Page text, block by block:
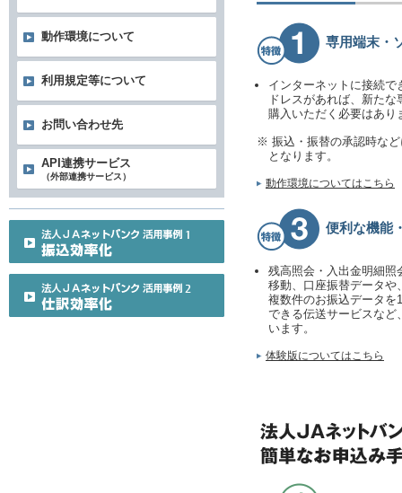
専用端末・
インターネットに接続
ドレスがあれば、新た
購入いただく必要はあり
※ 振込・振替の承認時な
となります。
動作環境についてはこちら
便利な機能
残高照会・入出金明細照
移動、口座振替データや
複数件のお振込データを
できる伝送サービスなど
います。
体験版についてはこちら
動作環境について
利用規定等について
お問い合わせ先
API連携サービス
（外部連携サービス）